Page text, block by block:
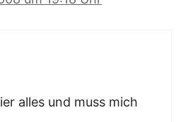
alles und muss mich